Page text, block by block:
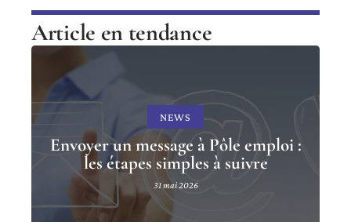
Article en tendance
NEWS
Envoyer un message à Pôle emploi :
les étapes simples à suivre
31 mai 2026